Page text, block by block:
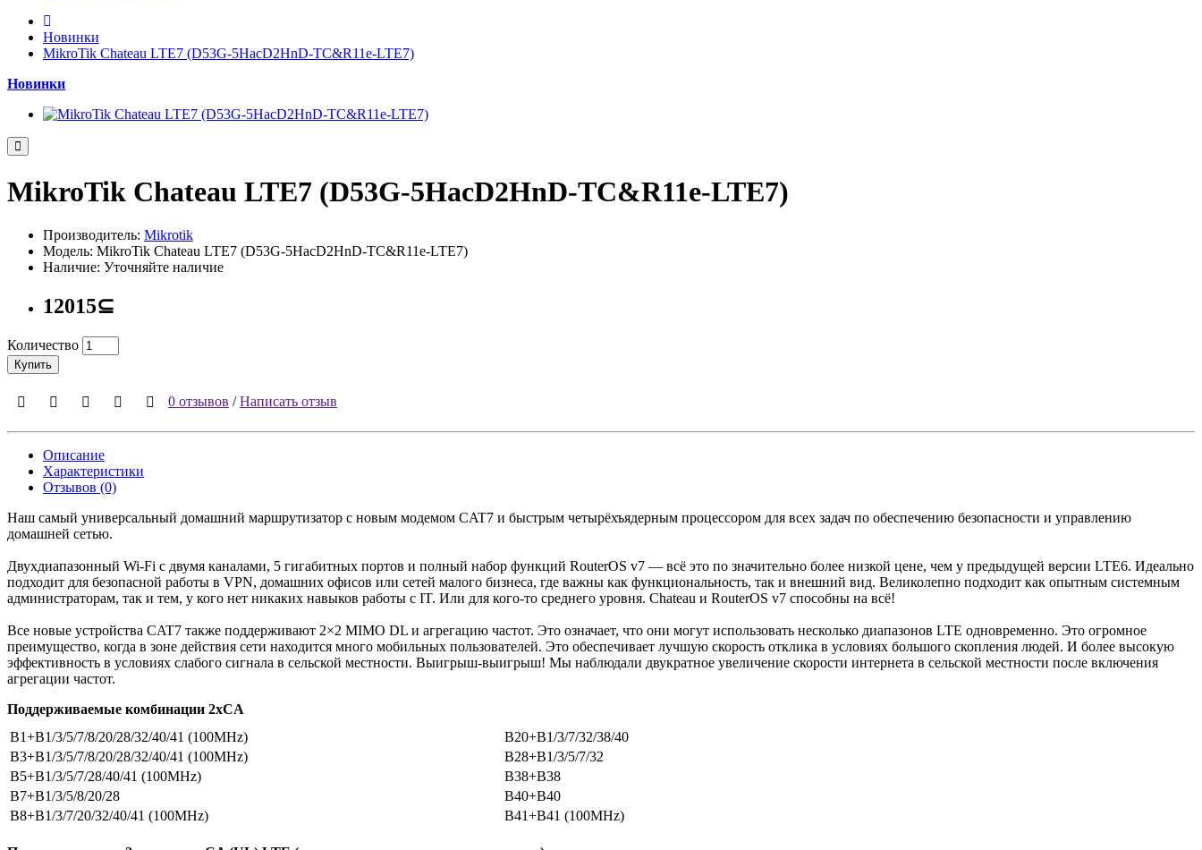
Новинки
MikroTik Chateau LTE7 (D53G-5HacD2HnD-TC&R11e-LTE7)
Новинки
MikroTik Chateau LTE7 (D53G-5HacD2HnD-TC&R11e-LTE7)
Производитель: Mikrotik
Модель: MikroTik Chateau LTE7 (D53G-5HacD2HnD-TC&R11e-LTE7)
Наличие: Уточняйте наличие
12015⊆
Количество
Купить
0 отзывов /Написать отзыв
Описание
Характеристики
Отзывов (0)
Наш самый универсальный домашний маршрутизатор с новым модемом CAT7 и быстрым четырёхъядерным процессором для всех задач по обеспечению безопасности и управлению
домашней сетью.
Двухдиапазонный Wi-Fi с двумя каналами, 5 гигабитных портов и полный набор функций RouterOS v7 — всё это по значительно более низкой цене, чем у предыдущей версии LTE6. Идеально
подходит для безопасной работы в VPN, домашних офисов или сетей малого бизнеса, где важны как функциональность, так и внешний вид. Великолепно подходит как опытным системным
администраторам, так и тем, у кого нет никаких навыков работы с IT. Или для кого-то среднего уровня. Chateau и RouterOS v7 способны на всё!
Все новые устройства CAT7 также поддерживают 2×2 MIMO DL и агрегацию частот. Это означает, что они могут использовать несколько диапазонов LTE одновременно. Это огромное
преимущество, когда в зоне действия сети находится много мобильных пользователей. Это обеспечивает лучшую скорость отклика в условиях большого скопления людей. И более высокую
эффективность в условиях слабого сигнала в сельской местности. Выигрыш-выигрыш! Мы наблюдали двукратное увеличение скорости интернета в сельской местности после включения
агрегации частот.
Поддерживаемые комбинации 2xCA
B1+B1/3/5/7/8/20/28/32/40/41 (100MHz)
B20+B1/3/7/32/38/40
B3+B1/3/5/7/8/20/28/32/40/41 (100MHz)
B28+B1/3/5/7/32
B5+B1/3/5/7/28/40/41 (100MHz)
B38+B38
B7+B1/3/5/8/20/28
B40+B40
B8+B1/3/7/20/32/40/41 (100MHz)
B41+B41 (100MHz)